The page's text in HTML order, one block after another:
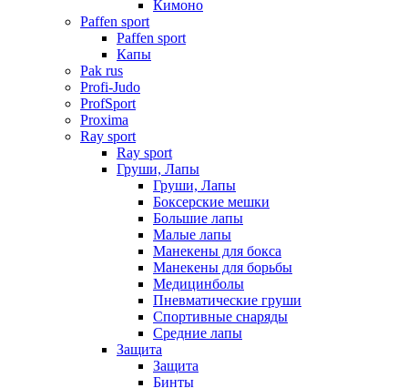
Кимоно
Paffen sport
Paffen sport
Капы
Pak rus
Profi-Judo
ProfSport
Proxima
Ray sport
Ray sport
Груши, Лапы
Груши, Лапы
Боксерские мешки
Большие лапы
Малые лапы
Манекены для бокса
Манекены для борьбы
Медицинболы
Пневматические груши
Спортивные снаряды
Средние лапы
Защита
Защита
Бинты